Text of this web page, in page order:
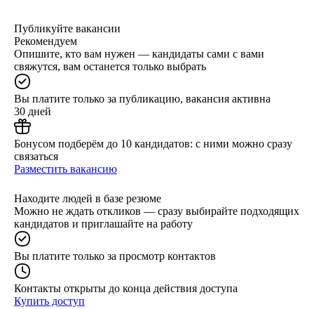
Публикуйте вакансии
Рекомендуем
Опишите, кто вам нужен — кандидаты сами с вами
свяжутся, вам останется только выбрать
Вы платите только за публикацию, вакансия активна
30 дней
Бонусом подберём до 10 кандидатов: с ними можно сразу
связаться
Разместить вакансию
Находите людей в базе резюме
Можно не ждать откликов — сразу выбирайте подходящих
кандидатов и приглашайте на работу
Вы платите только за просмотр контактов
Контакты открыты до конца действия доступа
Купить доступ